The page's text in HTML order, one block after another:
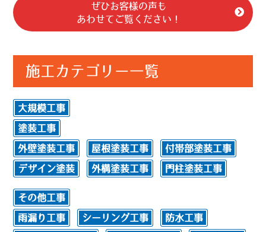
ぜひお客様の声も
あわせてご覧ください！
施工カテゴリー一覧
大規模工事
塗装工事
外壁塗装工事 屋根塗装工事 付帯部塗装工事
デザイン塗装 外構塗装工事 門柱塗装工事
その他工事
雨漏り工事 シーリング工事 防水工事